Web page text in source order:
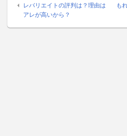
レバリエイトの評判は？理由は
アレが高いから？
も